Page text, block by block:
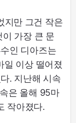
지만 그건 작은
가장 큰 문
인 디아즈는
일 이상 떨어졌
. 지난해 시속
은 올해 95마
작아졌다.